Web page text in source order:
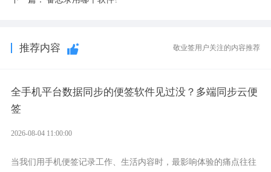
推荐内容 敬业签用户关注的内容推荐
全手机平台数据同步的便签软件见过没？多端同步云便
签
2026-08-04 11:00:00
当我们用手机便签记录工作、生活内容时，最影响体验的痛点往往